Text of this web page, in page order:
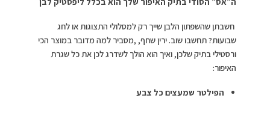
חשבתן שהשפתון הלבן שייך רק למסלולי התצוגות או לחג
שבועות? תחשבו שוב. ירין שחף, ,מסביר למה מדובר במוצר הכי
ורסטילי בתיק שלכן, ואיך הוא הולך לשדרג לכן את כל שגרת
האיפור:
הפילטר שמעצים כל צבע